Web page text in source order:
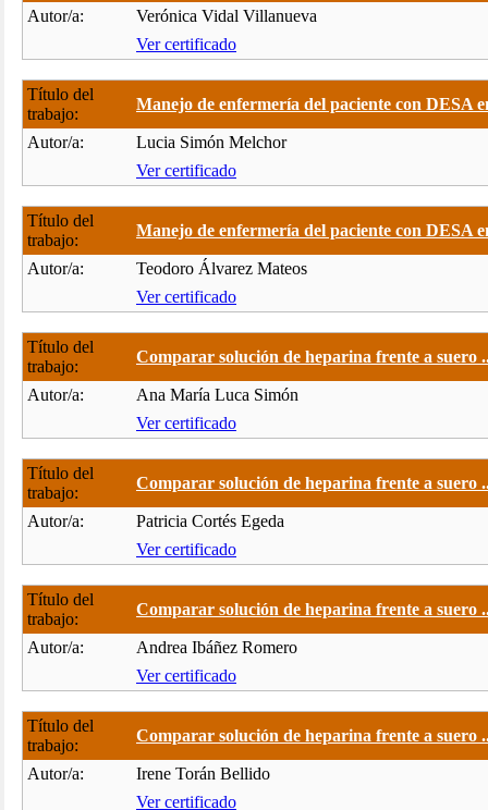
Autor/a:
Verónica Vidal Villanueva
Ver certificado
Título del
trabajo:
Manejo de enfermería del paciente con DESA
Autor/a:
Lucia Simón Melchor
Ver certificado
Título del
trabajo:
Manejo de enfermería del paciente con DESA
Autor/a:
Teodoro Álvarez Mateos
Ver certificado
Título del
trabajo:
Comparar solución de heparina frente a suero
Autor/a:
Ana María Luca Simón
Ver certificado
Título del
trabajo:
Comparar solución de heparina frente a suero
Autor/a:
Patricia Cortés Egeda
Ver certificado
Título del
trabajo:
Comparar solución de heparina frente a suero
Autor/a:
Andrea Ibáñez Romero
Ver certificado
Título del
trabajo:
Comparar solución de heparina frente a suero
Autor/a:
Irene Torán Bellido
Ver certificado